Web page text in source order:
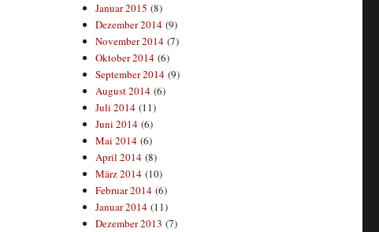
Januar 2015 (8)
Dezember 2014 (9)
November 2014 (7)
Oktober 2014 (6)
September 2014 (9)
August 2014 (6)
Juli 2014 (11)
Juni 2014 (6)
Mai 2014 (6)
April 2014 (8)
März 2014 (10)
Februar 2014 (6)
Januar 2014 (11)
Dezember 2013 (7)